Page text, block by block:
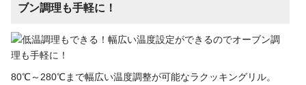
ブン調理も手軽に！
80℃～280℃まで幅広い温度調整が可能なラクッキングリル。